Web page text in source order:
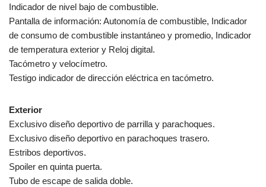
Indicador de nivel bajo de combustible.
Pantalla de información: Autonomía de combustible, Indicador
de consumo de combustible instantáneo y promedio, Indicador
de temperatura exterior y Reloj digital.
Tacómetro y velocímetro.
Testigo indicador de dirección eléctrica en tacómetro.
Exterior
Exclusivo diseño deportivo de parrilla y parachoques.
Exclusivo diseño deportivo en parachoques trasero.
Estribos deportivos.
Spoiler en quinta puerta.
Tubo de escape de salida doble.